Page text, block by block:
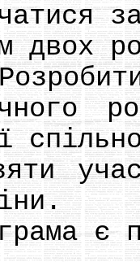
за
двох
і
є